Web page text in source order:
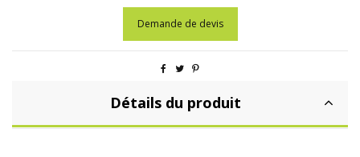
Demande de devis
Détails du produit